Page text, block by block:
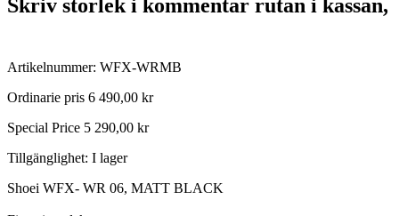
Skriv storlek i kommentar rutan i kassan,
Artikelnummer: WFX-WRMB
Ordinarie pris 6 490,00 kr
Special Price 5 290,00 kr
Tillgänglighet: I lager
Shoei WFX- WR 06, MATT BLACK